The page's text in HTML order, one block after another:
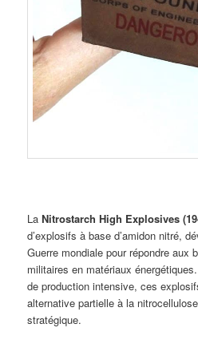
LaNitrostarch High Explosives
d’explosifs à base d’amidon nitré,
Guerre mondiale pour répondre aux
militaires en matériaux
de production intensive, ces
alternative partielle à la
stratégique.